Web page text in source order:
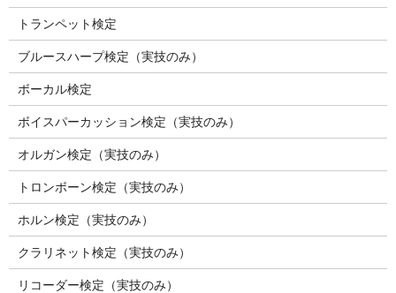
トランペット検定
ブルースハープ検定（実技のみ）
ボーカル検定
ボイスパーカッション検定（実技のみ）
オルガン検定（実技のみ）
トロンボーン検定（実技のみ）
ホルン検定（実技のみ）
クラリネット検定（実技のみ）
リコーダー検定（実技のみ）